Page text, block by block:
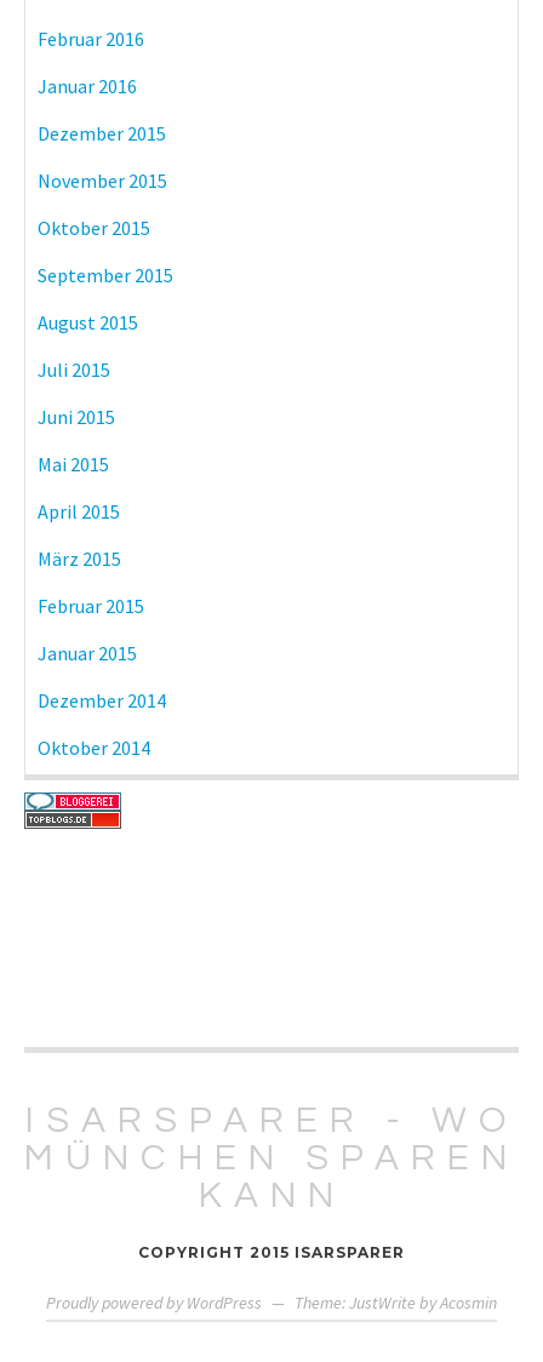
Februar 2016
Januar 2016
Dezember 2015
November 2015
Oktober 2015
September 2015
August 2015
Juli 2015
Juni 2015
Mai 2015
April 2015
März 2015
Februar 2015
Januar 2015
Dezember 2014
Oktober 2014
ISARSPARER - WO
MÜNCHEN SPAREN
KANN
COPYRIGHT 2015 ISARSPARER
Proudly powered by WordPress — Theme: JustWrite byAcosmin